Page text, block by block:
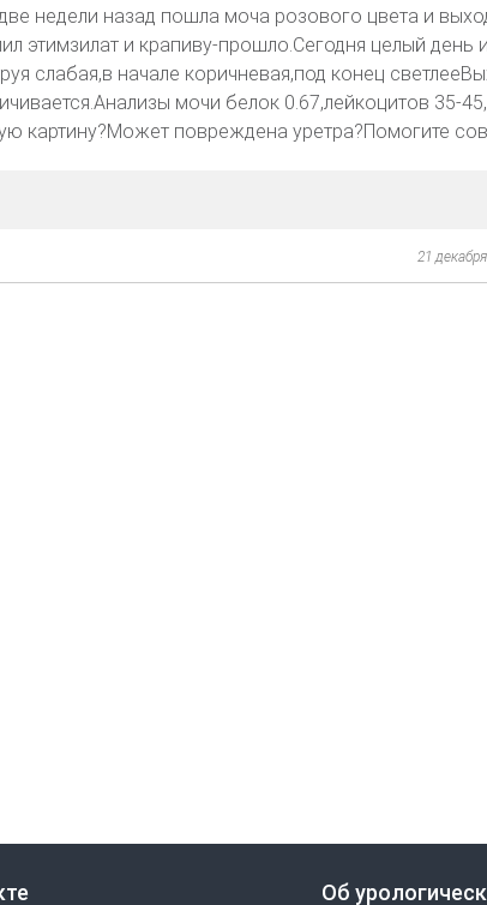
недели назад пошла моча розового цвета и
этимзилат и крапиву-прошло.Сегодня целый день
слабая,в начале коричневая,под конец
мочи белок 0.67,лейкоцитов 35-
картину?Может повреждена уретра?Помогите
21
Об